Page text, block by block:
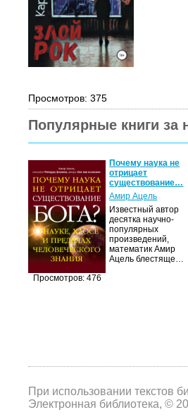
Просмотров: 375
Популярные книги за
Просмотров: 476
Почему наука не
отрицает
существование…
Амир Ацель
Известный автор
десятка научно-
популярных
произведений,
математик Амир
Ацель блестяще…
При использовании текстов
Электронная библиотека, ©